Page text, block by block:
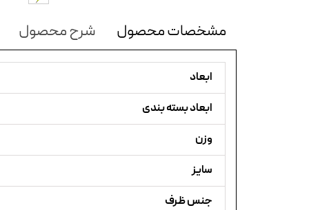
مشخصات محصول شرح محصول
ابعاد
ابعاد بسته بندی
وزن
سایز
جنس ظرف